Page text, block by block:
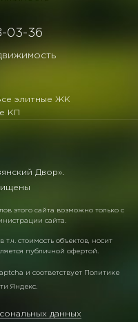
03-36
элитные ЖК
КП
Двор».
этого сайта возможно только с
сайта.
стоимость объектов, носит
публичной офертой.
и соответствует Политике
Яндекс.
данных